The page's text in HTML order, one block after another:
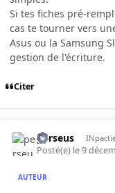
Si tes fiches pré-
cas te tourner vers
Asus ou la Samsung
gestion de l'écriture.
Citer
perseus
Posté(e) le 9
AUTEUR